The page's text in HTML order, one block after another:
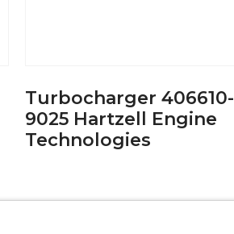
Turbocharger 406610-
9025 Hartzell Engine
Technologies